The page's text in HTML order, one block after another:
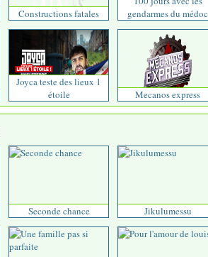
Constructions fatales
gendarmes du médoc
Joyca teste des lieux 1
étoile
Mecanos express
Seconde chance Jikulumessu